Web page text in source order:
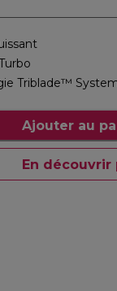
Triblade™
Ajouter au
En découvrir